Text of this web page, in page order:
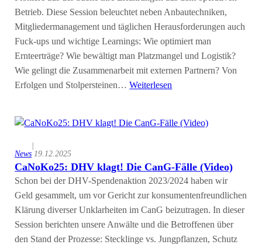
Betrieb. Diese Session beleuchtet neben Anbautechniken,
Mitgliedermanagement und täglichen Herausforderungen auch
Fuck-ups und wichtige Learnings: Wie optimiert man
Ernteerträge? Wie bewältigt man Platzmangel und Logistik?
Wie gelingt die Zusammenarbeit mit externen Partnern? Von
Erfolgen und Stolpersteinen…Weiterlesen
News
|
19.12.2025
CaNoKo25: DHV klagt! Die CanG-Fälle (Video)
Schon bei der DHV-Spendenaktion 2023/2024 haben wir
Geld gesammelt, um vor Gericht zur konsumentenfreundlichen
Klärung diverser Unklarheiten im CanG beizutragen. In dieser
Session berichten unsere Anwälte und die Betroffenen über
den Stand der Prozesse: Stecklinge vs. Jungpflanzen, Schutz